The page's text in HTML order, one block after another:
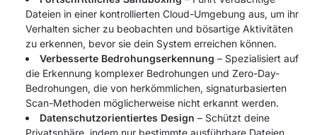
Dateien in einer kontrollierten Cloud-Umgebung aus, um ihr
Verhalten sicher zu beobachten und bösartige Aktivitäten
zu erkennen, bevor sie dein System erreichen können.
Verbesserte Bedrohungserkennung – Spezialisiert auf
die Erkennung komplexer Bedrohungen und Zero-Day-
Bedrohungen, die von herkömmlichen, signaturbasierten
Scan-Methoden möglicherweise nicht erkannt werden.
Datenschutzorientiertes Design – Schützt deine
Privatsphäre, indem nur bestimmte ausführbare Dateien